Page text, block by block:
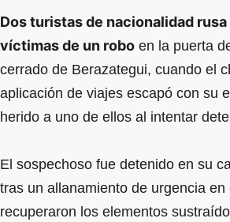
Dos turistas de nacionalidad
víctimas de un robo en la puerta
cerrado de Berazategui, cuando el
aplicación de viajes escapó con su
herido a uno de ellos al intentar
El sospechoso fue detenido en su
tras un allanamiento de urgencia en
recuperaron los elementos